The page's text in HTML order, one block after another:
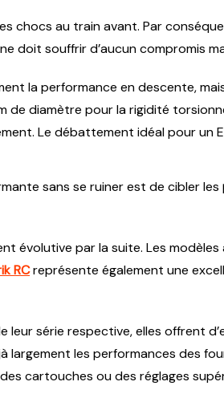
chocs au train avant. Par
doit souffrir d’aucun compromis
la performance en descente,
diamètre pour la rigidité
Le débattement idéal pour un
sans se ruiner est de cibler les
évolutive par la suite. Les
RCreprésente également une
leur série respective, elles offrent
largement les performances des
cartouches ou des réglages